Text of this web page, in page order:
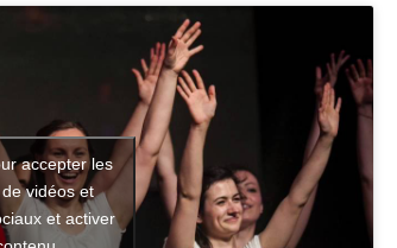
accepter les
vidéos et
et activer